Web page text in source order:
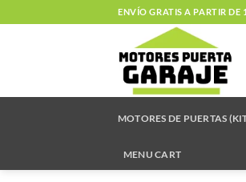
al
ENVÍO GRATIS A PARTIR
MOTORES DE PUERTAS
MENU CART